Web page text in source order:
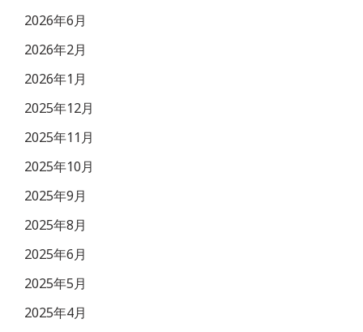
2026年6月
2026年2月
2026年1月
2025年12月
2025年11月
2025年10月
2025年9月
2025年8月
2025年6月
2025年5月
2025年4月